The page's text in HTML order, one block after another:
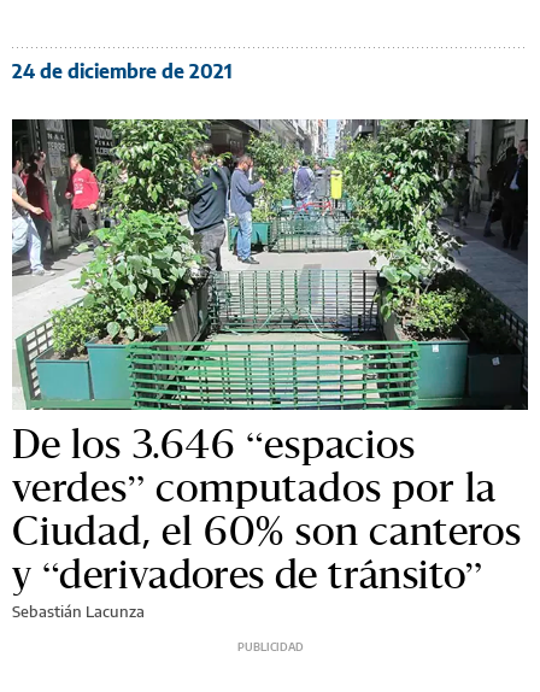
24 de diciembre de 2021
De los 3.646 “espacios
verdes” computados por la
Ciudad, el 60% son canteros
y “derivadores de tránsito”
Sebastián Lacunza